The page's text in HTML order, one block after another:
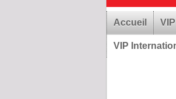
Accueil
VIP